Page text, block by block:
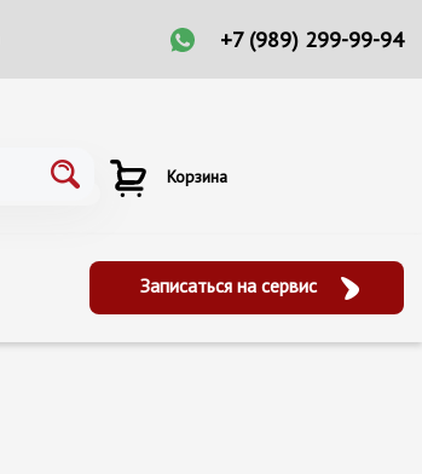
+7 (989) 299-99-94
Корзина
Записаться на сервис